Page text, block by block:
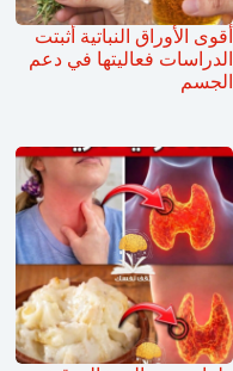
أقوى الأوراق النباتية أثبتت
الدراسات فعاليتها في دعم
الجسم